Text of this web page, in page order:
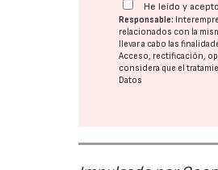
He leído y
Responsable:
relacionados con la
llevar a cabo las
Acceso, rectificación,
considera que el
Datos